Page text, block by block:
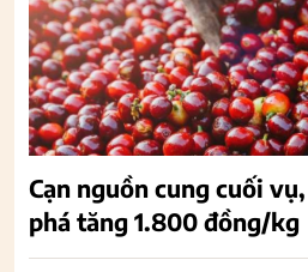
Cạn nguồn cung cuối
phá tăng 1.800 đồng/kg